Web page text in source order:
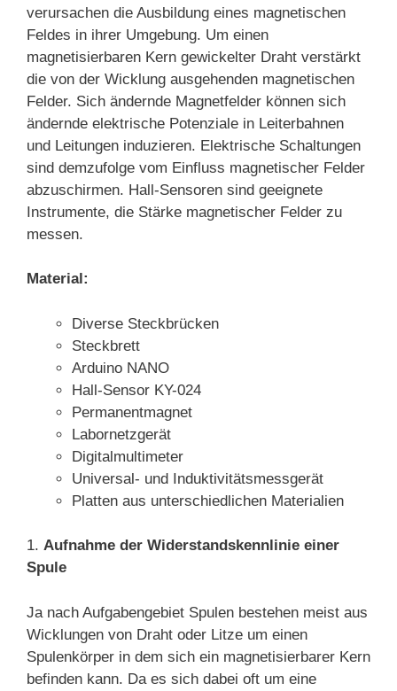
verursachen die Ausbildung eines magnetischen
Feldes in ihrer Umgebung. Um einen
magnetisierbaren Kern gewickelter Draht verstärkt
die von der Wicklung ausgehenden magnetischen
Felder. Sich ändernde Magnetfelder können sich
ändernde elektrische Potenziale in Leiterbahnen
und Leitungen induzieren. Elektrische Schaltungen
sind demzufolge vom Einfluss magnetischer Felder
abzuschirmen. Hall-Sensoren sind geeignete
Instrumente, die Stärke magnetischer Felder zu
messen.
Material:
Diverse Steckbrücken
Steckbrett
Arduino NANO
Hall-Sensor KY-024
Permanentmagnet
Labornetzgerät
Digitalmultimeter
Universal- und Induktivitätsmessgerät
Platten aus unterschiedlichen Materialien
1. Aufnahme der Widerstandskennlinie einer
Spule
Ja nach Aufgabengebiet Spulen bestehen meist aus
Wicklungen von Draht oder Litze um einen
Spulenkörper in dem sich ein magnetisierbarer Kern
befinden kann. Da es sich dabei oft um eine